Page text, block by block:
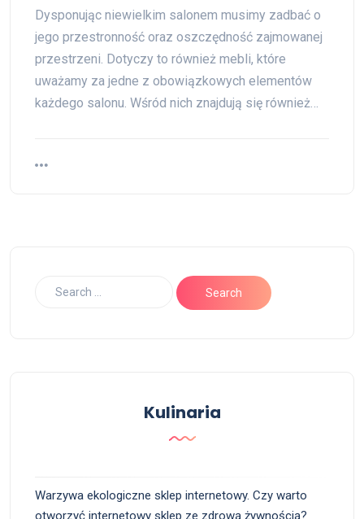
Dysponując niewielkim salonem musimy zadbać o
jego przestronność oraz oszczędność zajmowanej
przestrzeni. Dotyczy to również mebli, które
uważamy za jedne z obowiązkowych elementów
każdego salonu. Wśród nich znajdują się również…
Kulinaria
Warzywa ekologiczne sklep internetowy. Czy warto
otworzyć internetowy sklep ze zdrową żywnością?